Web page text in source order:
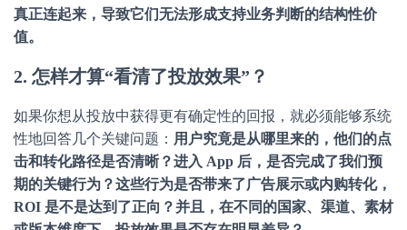
真正连起来，导致它们无法形成支持业务判断的结构性价
值。
2. 怎样才算“看清了投放效果”？
如果你想从投放中获得更有确定性的回报，就必须能够系统
性地回答几个关键问题： 用户究竟是从哪里来的，他们的点
击和转化路径是否清晰？进入 App 后，是否完成了我们预
期的关键行为？这些行为是否带来了广告展示或内购转化，
ROI 是不是达到了正向？并且，在不同的国家、渠道、素材